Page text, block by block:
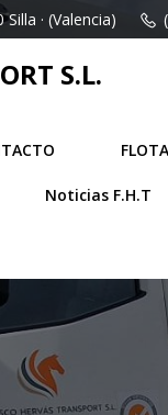
· (Valencia)
S.L.
FLOTA
Noticias F.H.T